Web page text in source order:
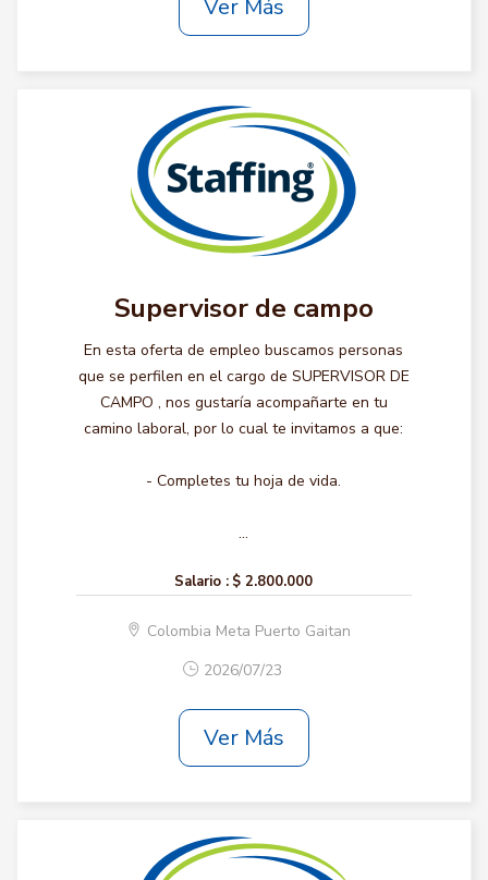
Ver Más
Supervisor de campo
En esta oferta de empleo buscamos personas
que se perfilen en el cargo de SUPERVISOR DE
CAMPO , nos gustaría acompañarte en tu
camino laboral, por lo cual te invitamos a que:
- Completes tu hoja de vida.
...
Salario : $ 2.800.000
Colombia Meta Puerto Gaitan
2026/07/23
Ver Más